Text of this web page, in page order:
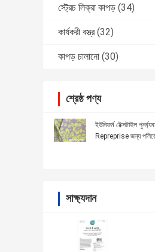
স্ট্রেচ লিক্রা কাপড় (34)
কার্যকরী বস্ত্র (32)
কাপড় চালানো (30)
শ্রেষ্ঠ পণ্য
ইউনিফর্ম টেক্সটাইল
Repreprise জন্য
সাক্ষ্যদান